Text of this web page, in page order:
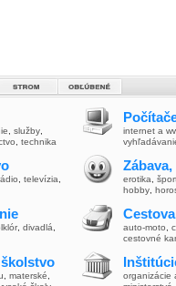
služby
technika
televízia
, divadlá
materské
internet a
erotika
hobby
auto-moto
cestovné
organizácie